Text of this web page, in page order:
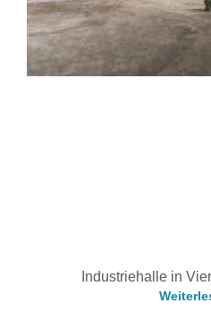
Industriehalle in